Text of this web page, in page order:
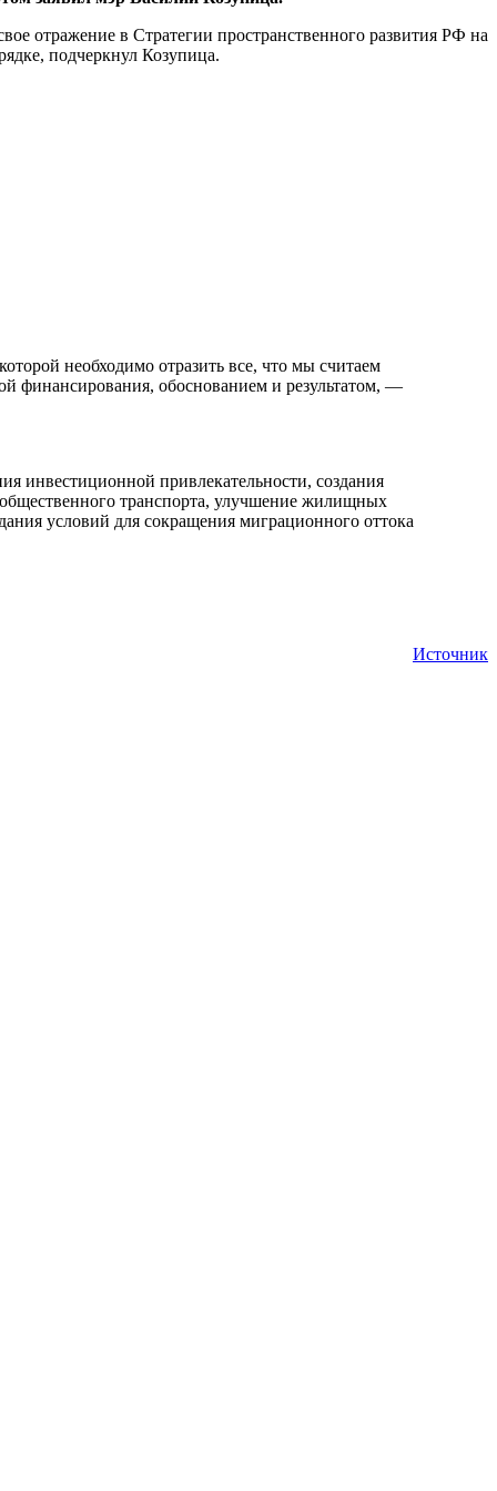
отражение в Стратегии пространственного развития РФ на
подчеркнул Козупица.
необходимо отразить все, что мы считаем
финансирования, обоснованием и результатом, —
инвестиционной привлекательности, создания
транспорта, улучшение жилищных
условий для сокращения миграционного оттока
Источник